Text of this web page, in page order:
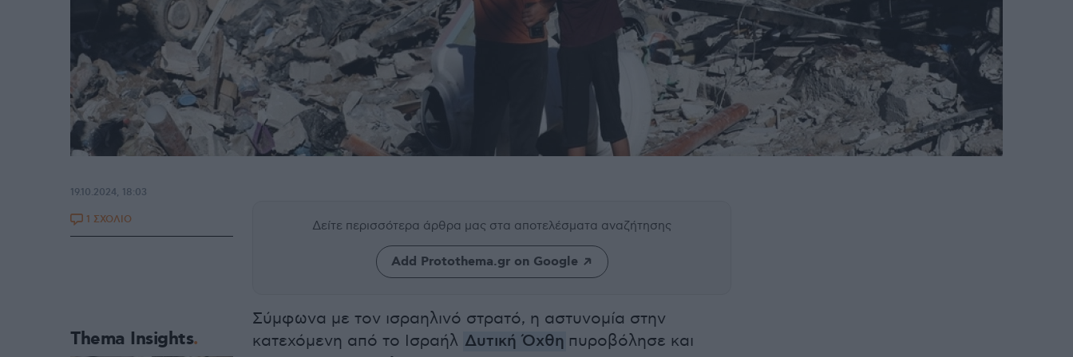
Δείτε περισσότερα άρθρα μας στα αποτελέσματα αναζήτησης
Add Protothema.gr on Google
Σύμφωνα με τον ισραηλινό στρατό, η αστυνομία στην
κατεχόμενη από το Ισραήλ Δυτική Όχθη πυροβόλησε και
19.10.2024, 18:03
1 ΣΧΟΛΙΟ
Thema Insights